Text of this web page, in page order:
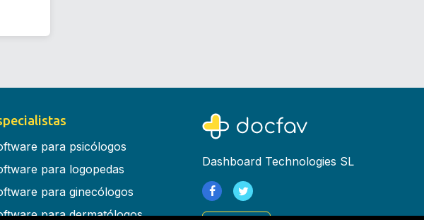
para psicólogos
para logopedas
para ginecólogos
para dermatólogos
Dashboard Technologies SL